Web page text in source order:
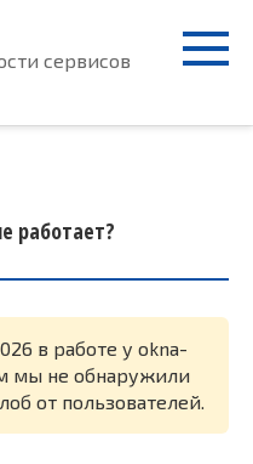
сервисов
работает?
в работе у okna-
мы не обнаружили
от пользователей.